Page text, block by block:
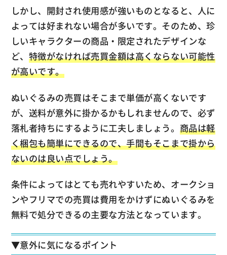
しかし、開封され使用感が強いものとなると、人に
よっては好まれない場合が多いです。そのため、珍
しいキャラクターの商品・限定されたデザインな
ど、 特徴がなければ売買金額は高くならない可能性
が高いです。
ぬいぐるみの売買はそこまで単価が高くないです
が、送料が意外に掛かるかもしれませんので、必ず
落札者持ちにするように工夫しましょう。 商品は軽
く梱包も簡単にできるので、手間もそこまで掛から
ないのは良い点でしょう。
条件によってはとても売れやすいため、オークショ
ンやフリマでの売買は費用をかけずにぬいぐるみを
無料で処分できるの主要な方法となっています。
▼意外に気になるポイント